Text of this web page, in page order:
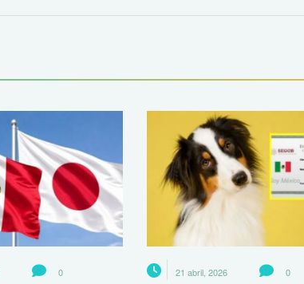
0 21 abril, 2026 0